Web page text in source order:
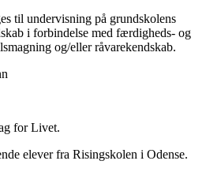
til undervisning på grundskolens
i forbindelse med færdigheds- og
og/eller råvarekendskab.
for Livet.
elever fra Risingskolen i Odense.